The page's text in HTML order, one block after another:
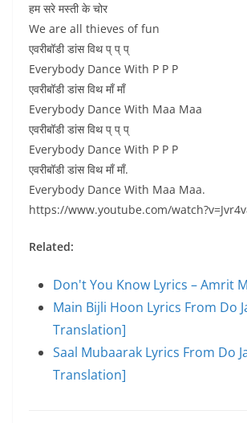
हम सरे मस्ती के चोर
We are all thieves of fun
एवरीबॉडी डांस विथ प् प् प्
Everybody Dance With P P P
एवरीबॉडी डांस विथ माँ माँ
Everybody Dance With Maa Maa
एवरीबॉडी डांस विथ प् प् प्
Everybody Dance With P P P
एवरीबॉडी डांस विथ माँ माँ.
Everybody Dance With Maa Maa.
https://www.youtube.com/
Related:
Don't You Know Lyrics – Amrit
Main Bijli Hoon Lyrics From Do
Translation]
Saal Mubaarak Lyrics From Do
Translation]